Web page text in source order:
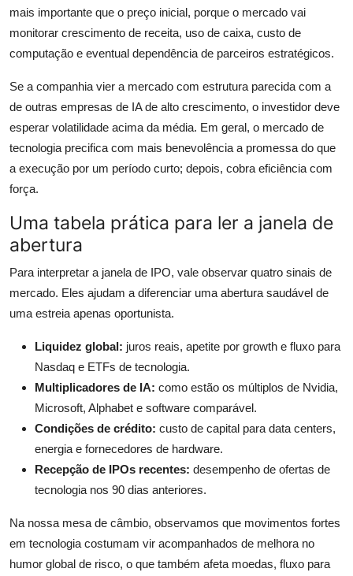
mais importante que o preço inicial, porque o mercado vai
monitorar crescimento de receita, uso de caixa, custo de
computação e eventual dependência de parceiros estratégicos.
Se a companhia vier a mercado com estrutura parecida com a
de outras empresas de IA de alto crescimento, o investidor deve
esperar volatilidade acima da média. Em geral, o mercado de
tecnologia precifica com mais benevolência a promessa do que
a execução por um período curto; depois, cobra eficiência com
força.
Uma tabela prática para ler a janela de
abertura
Para interpretar a janela de IPO, vale observar quatro sinais de
mercado. Eles ajudam a diferenciar uma abertura saudável de
uma estreia apenas oportunista.
Liquidez global: juros reais, apetite por growth e fluxo para
Nasdaq e ETFs de tecnologia.
Multiplicadores de IA: como estão os múltiplos de Nvidia,
Microsoft, Alphabet e software comparável.
Condições de crédito: custo de capital para data centers,
energia e fornecedores de hardware.
Recepção de IPOs recentes: desempenho de ofertas de
tecnologia nos 90 dias anteriores.
Na nossa mesa de câmbio, observamos que movimentos fortes
em tecnologia costumam vir acompanhados de melhora no
humor global de risco, o que também afeta moedas, fluxo para